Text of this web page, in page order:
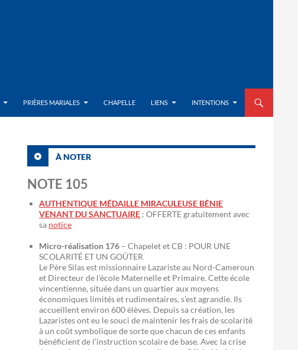
PRIÈRES MARIALES CHAPELLE LIENS INTENTIONS
À NOTER
NOTE 105
AUTHENTIQUE MÉDAILLE MIRACULEUSE BÉNIE
VENANT DU SANCTUAIRE : OFFERTE gratuitement avec
sa notice
Micro-réalisation 176 – Chapelet et CB : POUR UNE
SCOLARITÉ ET UN GOÛTER
Le Père Silas est missionnaire Lazariste au Nord-Cameroun
et Directeur de l’école Maternelle et Primaire. Cette école
vincentienne, située dans un quartier aux moyens
économiques limités et rudimentaires, s’est agrandie. Ils
accueillent environ 600 élèves. Depuis sa création, les
Lazaristes ont eu le souci de maintenir les frais de scolarité
à un coût symbolique de sorte que chacun de ces enfants
bénéficient de l’instruction scolaire de base. Avec la crise